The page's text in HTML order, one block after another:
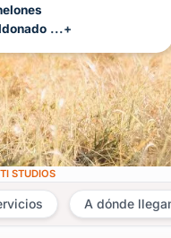
...+
STUDIOS
A dónde